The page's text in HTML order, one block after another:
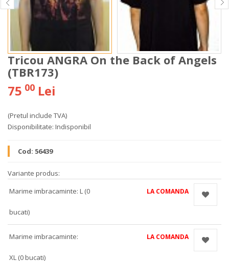
Tricou ANGRA On the Back of Angels
(TBR173)
75 00 Lei
(Pretul include TVA)
Disponibilitate: Indisponibil
Cod: 56439
Variante produs:
Marime imbracaminte: L (0
bucati)
LA COMANDA
Marime imbracaminte:
XL (0 bucati)
LA COMANDA